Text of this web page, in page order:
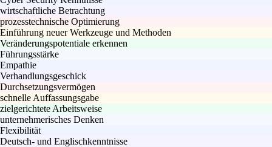
wirtschaftliche Betrachtung
prozesstechnische Optimierung
Einführung neuer Werkzeuge und Methoden
Veränderungspotentiale erkennen
Führungsstärke
Empathie
Verhandlungsgeschick
Durchsetzungsvermögen
schnelle Auffassungsgabe
zielgerichtete Arbeitsweise
unternehmerisches Denken
Flexibilität
Deutsch- und Englischkenntnisse